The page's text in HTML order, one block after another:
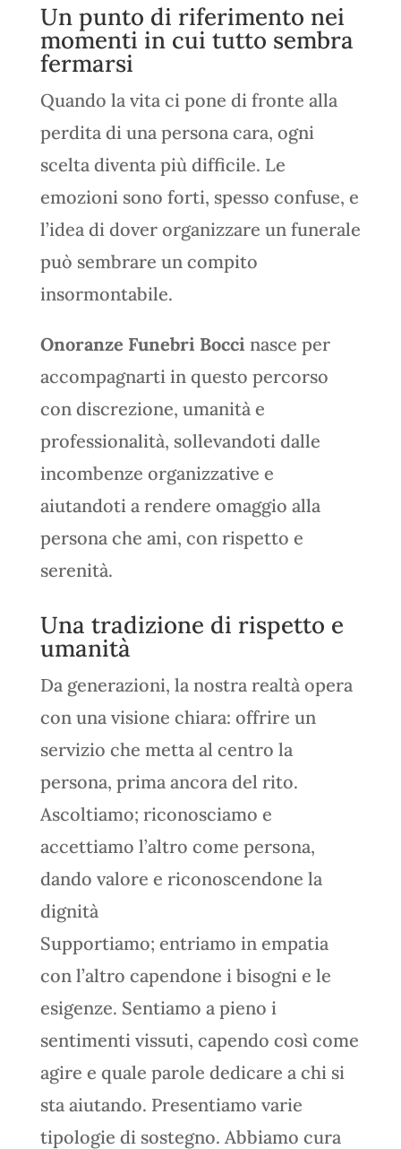
Un punto di riferimento nei
momenti in cui tutto sembra
fermarsi
Quando la vita ci pone di fronte alla
perdita di una persona cara, ogni
scelta diventa più difficile. Le
emozioni sono forti, spesso confuse, e
l’idea di dover organizzare un funerale
può sembrare un compito
insormontabile.
Onoranze Funebri Bocci nasce per
accompagnarti in questo percorso
con discrezione, umanità e
professionalità, sollevandoti dalle
incombenze organizzative e
aiutandoti a rendere omaggio alla
persona che ami, con rispetto e
serenità.
Una tradizione di rispetto e
umanità
Da generazioni, la nostra realtà opera
con una visione chiara: offrire un
servizio che metta al centro la
persona, prima ancora del rito.
Ascoltiamo; riconosciamo e
accettiamo l’altro come persona,
dando valore e riconoscendone la
dignità
Supportiamo; entriamo in empatia
con l’altro capendone i bisogni e le
esigenze. Sentiamo a pieno i
sentimenti vissuti, capendo così come
agire e quale parole dedicare a chi si
sta aiutando. Presentiamo varie
tipologie di sostegno. Abbiamo cura